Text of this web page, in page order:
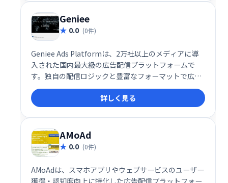
Geniee
0.0 (0件)
Geniee Ads Platformは、2万社以上のメディアに導
入された国内最大級の広告配信プラットフォームで
す。独自の配信ロジックと豊富なフォーマットで広告
収益を最大化し、高度なアドテクノロジーで高品質な
オーディエンスを低単価で獲得できます。データプラ
ットフォームによる分析・活用で、マーケティング効
果の最大化を支援します。メディア・広告主両方の課
題解決に貢献します。
詳しく見る
AMoAd
0.0 (0件)
AMoAdは、スマホアプリやウェブサービスのユーザー